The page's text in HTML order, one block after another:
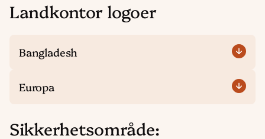
Landkontor logoer
Bangladesh
Europa
Sikkerhetsområde: